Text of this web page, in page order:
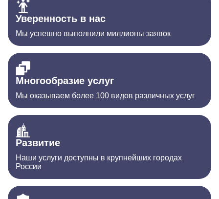
Уверенность в нас
Мы успешно выполнили миллионы заявок
Многообразие услуг
Мы оказываем более 100 видов различных услуг
Развитие
Наши услуги доступны в крупнейших городах
России